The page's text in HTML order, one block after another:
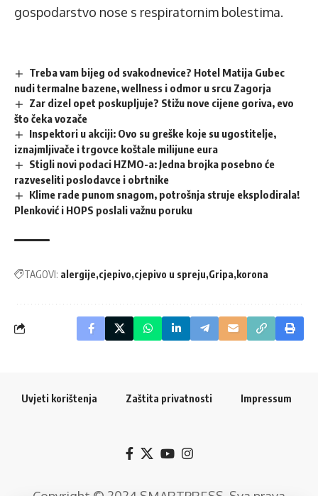
gospodarstvo nose s respiratornim bolestima.
Treba vam bijeg od svakodnevice? Hotel Matija Gubec
nudi termalne bazene, wellness i odmor u srcu Zagorja
Zar dizel opet poskupljuje? Stižu nove cijene goriva, evo
što čeka vozače
Inspektori u akciji: Ovo su greške koje su ugostitelje,
iznajmljivače i trgovce koštale milijune eura
Stigli novi podaci HZMO-a: Jedna brojka posebno će
razveseliti poslodavce i obrtnike
Klime rade punom snagom, potrošnja struje eksplodirala!
Plenković i HOPS poslali važnu poruku
TAGOVI: alergije cjepivo cjepivo u spreju Gripa korona
Uvjeti korištenja Zaštita privatnosti Impressum